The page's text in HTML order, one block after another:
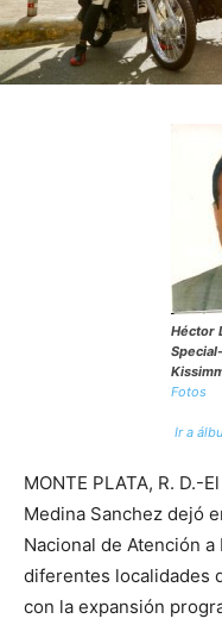
Héctor
Fotos
Ir a
MONTE PLATA, R. D.-
Medina Sanchez dejó
Nacional de Atención
diferentes localidades
con la expansión